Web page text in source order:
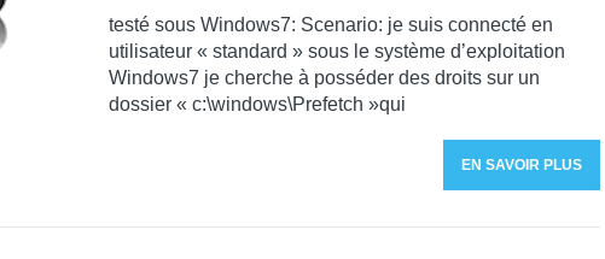
testé sous Windows7: Scenario: je suis connecté en
utilisateur « standard » sous le système d’exploitation
Windows7 je cherche à posséder des droits sur un
dossier « c:\windows\Prefetch »qui
EN SAVOIR PLUS